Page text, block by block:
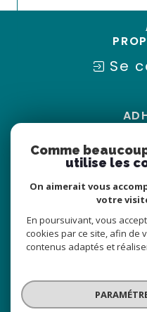
Se
© 2026 | TOUS DROITS
PLAN DU
NOS LIENS
Comme
utilise les
On aimerait vous
votre
En poursuivant, vous
cookies par ce site, afin de
contenus adaptés et